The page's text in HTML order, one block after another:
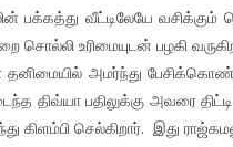
பக்கத்து வீட்டிலேயே
சொல்லி உரிமையுடன் பழகி
அமர்ந்து
திவ்யா பதிலுக்கு அவரை
கிளம்பி செல்கிறார். இது